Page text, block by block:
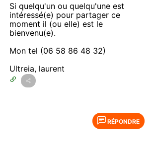
Si quelqu'un ou quelqu'une est
intéressé(e) pour partager ce
moment il (ou elle) est le
bienvenu(e).
Mon tel (06 58 86 48 32)
Ultreia, laurent
RÉPONDRE